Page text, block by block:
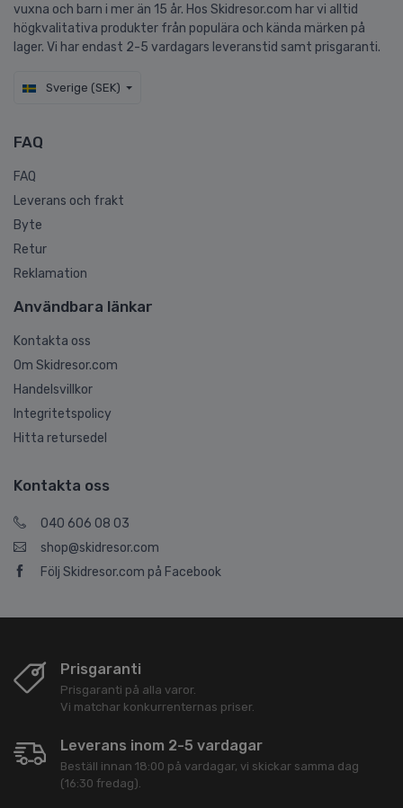
vuxna och barn i mer än 15 år. Hos Skidresor.com har vi alltid
högkvalitativa produkter från populära och kända märken på
lager. Vi har endast 2-5 vardagars leveranstid samt prisgaranti.
Sverige (SEK)
FAQ
FAQ
Leverans och frakt
Byte
Retur
Reklamation
Användbara länkar
Kontakta oss
Om Skidresor.com
Handelsvillkor
Integritetspolicy
Hitta retursedel
Kontakta oss
040 606 08 03
shop@skidresor.com
Följ Skidresor.com på Facebook
Prisgaranti
Prisgaranti på alla varor.
Vi matchar konkurrenternas priser.
Leverans inom 2-5 vardagar
Beställ innan 18:00 på vardagar, vi skickar samma dag
(16:30 fredag).